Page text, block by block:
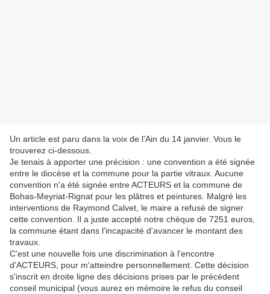
Un article est paru dans la voix de l'Ain du 14 janvier. Vous le
trouverez ci-dessous.
Je tenais à apporter une précision : une convention a été signée
entre le diocèse et la commune pour la partie vitraux. Aucune
convention n'a été signée entre ACTEURS et la commune de
Bohas-Meyriat-Rignat pour les plâtres et peintures. Malgré les
interventions de Raymond Calvet, le maire a refusé de signer
cette convention. Il a juste accepté notre chèque de 7251 euros,
la commune étant dans l'incapacité d'avancer le montant des
travaux.
C'est une nouvelle fois une discrimination à l'encontre
d'ACTEURS, pour m'atteindre personnellement. Cette décision
s'inscrit en droite ligne des décisions prises par le précédent
conseil municipal (vous aurez en mémoire le refus du conseil